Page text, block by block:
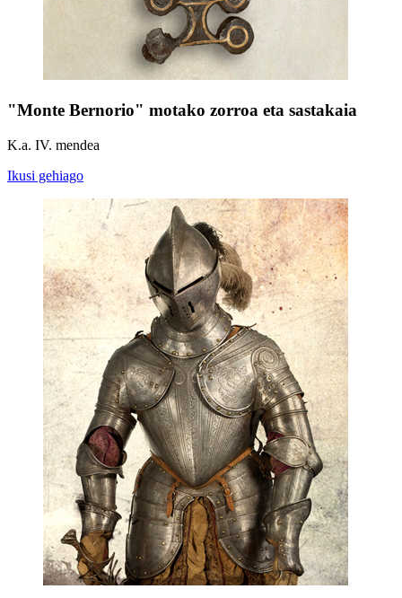
"Monte Bernorio" motako zorroa eta sastakaia
K.a. IV. mendea
Ikusi gehiago